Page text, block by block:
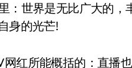
：世界是无比广大的
身的光芒!
网红所能概括的：直播